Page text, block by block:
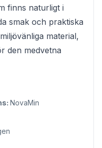
finns naturligt i
smak och praktiska
material,
den medvetna
NovaMin